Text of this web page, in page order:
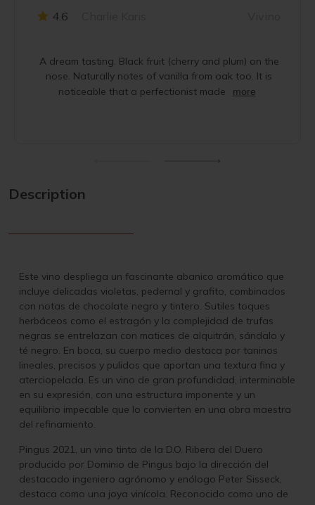
4.6
A dream tasting. Black fruit (cherry and plum) on the
nose. Naturally notes of vanilla from oak too. It is
noticeable that a perfectionist made
more
Description
Este vino despliega un fascinante abanico aromático que
incluye delicadas violetas, pedernal y grafito, combinados
con notas de chocolate negro y tintero. Sutiles toques
herbáceos como el estragón y la complejidad de trufas
negras se entrelazan con matices de alquitrán, sándalo y
té negro. En boca, su cuerpo medio destaca por taninos
lineales, precisos y pulidos que aportan una textura fina y
aterciopelada. Es un vino de gran profundidad, interminable
en su expresión, con una estructura imponente y un
equilibrio impecable que lo convierten en una obra maestra
del refinamiento.
Pingus 2021, un vino tinto de la D.O. Ribera del Duero
producido por Dominio de Pingus bajo la dirección del
destacado ingeniero agrónomo y enólogo Peter Sisseck,
destaca como una joya vinícola. Reconocido como uno de